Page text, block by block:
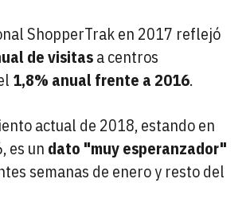
ShopperTrak en 2017 reflejó
de visitasa centros
1,8% anual frente a 2016.
actual de 2018, estando en
es un dato "muy esperanzador"
semanas de enero y resto del